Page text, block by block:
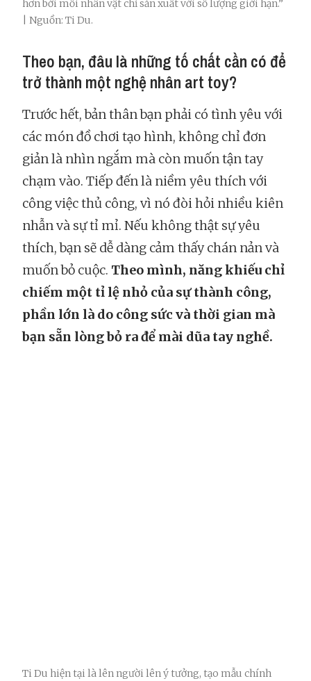
hơn bởi mỗi nhân vật chỉ sản xuất với số lượng giới hạn.”
| Nguồn: Ti Du.
Theo bạn, đâu là những tố chất cần có để
trở thành một nghệ nhân art toy?
Trước hết, bản thân bạn phải có tình yêu với
các món đồ chơi tạo hình, không chỉ đơn
giản là nhìn ngắm mà còn muốn tận tay
chạm vào. Tiếp đến là niềm yêu thích với
công việc thủ công, vì nó đòi hỏi nhiều kiên
nhẫn và sự tỉ mỉ. Nếu không thật sự yêu
thích, bạn sẽ dễ dàng cảm thấy chán nản và
muốn bỏ cuộc. Theo mình, năng khiếu chỉ
chiếm một tỉ lệ nhỏ của sự thành công,
phần lớn là do công sức và thời gian mà
bạn sẵn lòng bỏ ra để mài dũa tay nghề.
Ti Du hiện tại là lên người lên ý tưởng, tạo mẫu chính